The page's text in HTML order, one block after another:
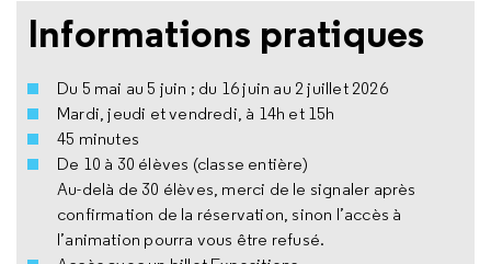
Informations pratiques
Du 5 mai au 5 juin ; du 16 juin au 2 juillet 2026
Mardi, jeudi et vendredi, à 14h et 15h
45 minutes
De 10 à 30 élèves (classe entière)
Au-delà de 30 élèves, merci de le signaler après
confirmation de la réservation, sinon l’accès à
l’animation pourra vous être refusé.